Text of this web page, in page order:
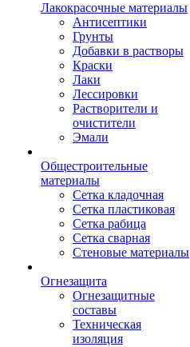
Лакокрасочные материалы
Антисептики
Грунты
Добавки в растворы
Краски
Лаки
Лессировки
Растворители и
очистители
Эмали
Общестроительные
материалы
Сетка кладочная
Сетка пластиковая
Сетка рабица
Сетка сварная
Стеновые материалы
Огнезащита
Огнезащитные
составы
Техническая
изоляция